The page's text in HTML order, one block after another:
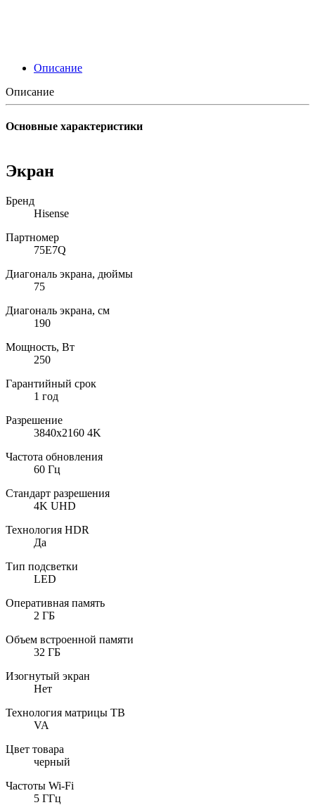
Описание
Описание
Основные характеристики
Экран
Бренд
Hisense
Партномер
75E7Q
Диагональ экрана, дюймы
75
Диагональ экрана, см
190
Мощность, Вт
250
Гарантийный срок
1 год
Разрешение
3840x2160 4K
Частота обновления
60 Гц
Стандарт разрешения
4K UHD
Технология HDR
Да
Тип подсветки
LED
Оперативная память
2 ГБ
Объем встроенной памяти
32 ГБ
Изогнутый экран
Нет
Технология матрицы ТВ
VA
Цвет товара
черный
Частоты Wi-Fi
5 ГГц